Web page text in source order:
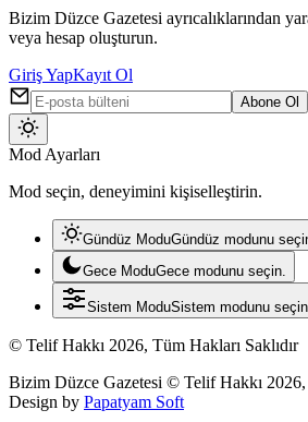
Bizim Düzce Gazetesi ayrıcalıklarından
veya hesap oluşturun.
Giriş YapKayıt Ol
Abone Ol
Mod
değiştir
Mod Ayarları
Mod seçin, deneyimini kişiselleştirin.
Gündüz ModuGündüz modunu
Gece ModuGece modunu seçin.
Sistem ModuSistem modunu
© Telif Hakkı 2026, Tüm Hakları Saklıdır
Bizim Düzce Gazetesi © Telif Hakkı 2026,
Design by Papatyam Soft